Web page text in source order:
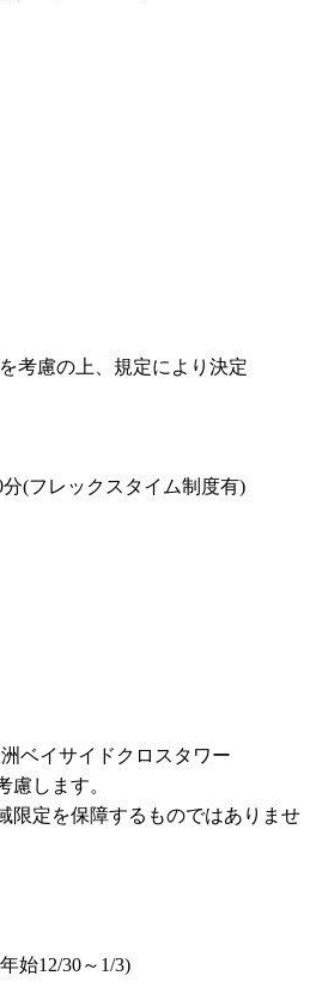
考慮の上、規定により決定
(フレックスタイム制度有)
ベイサイドクロスタワー
します。
限定を保障するものではありませ
始12/30～1/3)